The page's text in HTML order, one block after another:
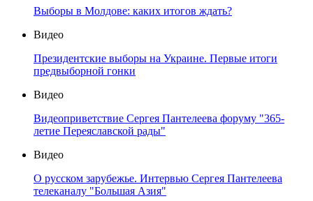
Выборы в Молдове: каких итогов ждать?
Видео
Президентские выборы на Украине. Первые итоги
предвыборной гонки
Видео
Видеоприветствие Сергея Пантелеева форуму "365-
летие Переяславской рады"
Видео
О русском зарубежье. Интервью Сергея Пантелеева
телеканалу "Большая Азия"